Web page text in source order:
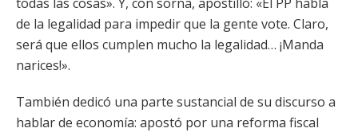
de la legalidad para impedir que la gente vote. Claro,
será que ellos cumplen mucho la legalidad… ¡Manda
narices!».
También dedicó una parte sustancial de su discurso a
hablar de economía: apostó por una reforma fiscal